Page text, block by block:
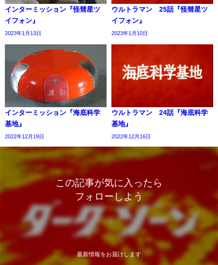
インターミッション『怪彗星ツ
イフォン』
2023年1月13日
ウルトラマン 25話『怪彗星ツ
イフォン』
2023年1月10日
インターミッション『海底科学
基地』
2022年12月19日
ウルトラマン 24話『海底科学
基地』
2022年12月16日
この記事が気に入ったら
フォローしよう
最新情報をお届けします